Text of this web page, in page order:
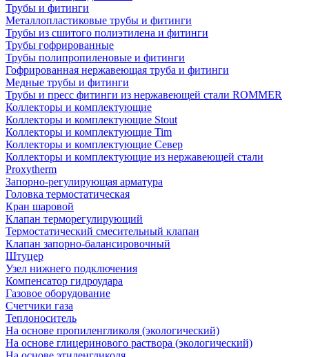
Трубы и фитинги
Металлопластиковые трубы и фитинги
Трубы из сшитого полиэтилена и фитинги
Трубы гофрированные
Трубы полипропиленовые и фитинги
Гофрированная нержавеющая труба и фитинги
Медные трубы и фитинги
Трубы и пресс фитинги из нержавеющей стали ROMMER
Коллекторы и комплектующие
Коллекторы и комплектующие Stout
Коллекторы и комплектующие Tim
Коллекторы и комплектующие Север
Коллекторы и комплектующие из нержавеющей стали
Proxytherm
Запорно-регулирующая арматура
Головка термостатическая
Кран шаровой
Клапан терморегулирующий
Термостатический смесительный клапан
Клапан запорно-балансировочный
Штуцер
Узел нижнего подключения
Компенсатор гидроудара
Газовое оборудование
Счетчики газа
Теплоноситель
На основе пропиленгликоля (экологический)
На основе глицеринового раствора (экологический)